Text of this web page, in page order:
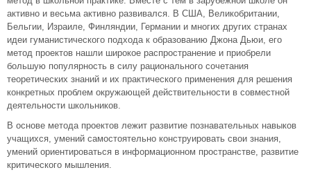
активно и весьма активно развивался. В США, Великобритании,
Бельгии, Израиле, Финляндии, Германии и многих других странах
идеи гуманистического подхода к образованию Джона Дьюи, его
метод проектов нашли широкое распространение и приобрели
большую популярность в силу рационального сочетания
теоретических знаний и их практического применения для решения
конкретных проблем окружающей действительности в совместной
деятельности школьников.
В основе метода проектов лежит развитие познавательных навыков
учащихся, умений самостоятельно конструировать свои знания,
умений ориентироваться в информационном пространстве, развитие
критического мышления.